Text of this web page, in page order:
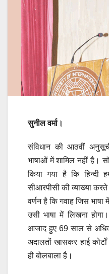
सुनील वर्मा।
संविधान की आठवीं
भाषाओं में शामिल नहीं है।
किया गया है कि हिन्दी
सीआरपीसी की व्याख्या
वर्णन है कि गवाह जिस
उसी भाषा में लिखना
आजाद हुए 69 साल से
अदालतों खासकर हाई
ही बोलबाला है।